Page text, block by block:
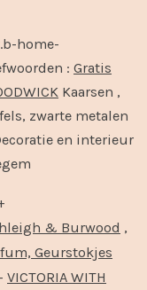
home-
: Gratis
Kaarsen ,
zwarte metalen
en interieur
& Burwood ,
Geurstokjes
VICTORIA WITH